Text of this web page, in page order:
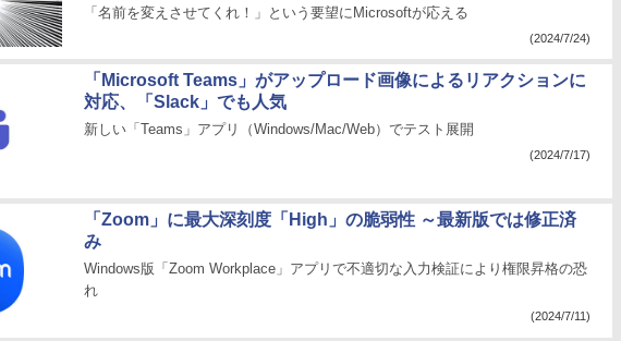
「名前を変えさせてくれ！」という要望にMicrosoftが応える
(2024/7/24)
「Microsoft Teams」がアップロード画像によるリアクションに
対応、「Slack」でも人気
新しい「Teams」アプリ（Windows/Mac/Web）でテスト展開
(2024/7/17)
「Zoom」に最大深刻度「High」の脆弱性 ～最新版では修正済
み
Windows版「Zoom Workplace」アプリで不適切な入力検証により権限昇格の恐
れ
(2024/7/11)